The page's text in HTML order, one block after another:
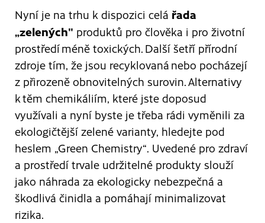
Nyní je na trhu k dispozici celá řada
„zelených" produktů pro člověka i pro životní
prostředí méně toxických. Další šetří přírodní
zdroje tím, že jsou recyklovaná nebo pocházejí
z přirozeně obnovitelných surovin. Alternativy
k těm chemikáliím, které jste doposud
využívali a nyní byste je třeba rádi vyměnili za
ekologičtější zelené varianty, hledejte pod
heslem „Green Chemistry“. Uvedené pro zdraví
a prostředí trvale udržitelné produkty slouží
jako náhrada za ekologicky nebezpečná a
škodlivá činidla a pomáhají minimalizovat
rizika.